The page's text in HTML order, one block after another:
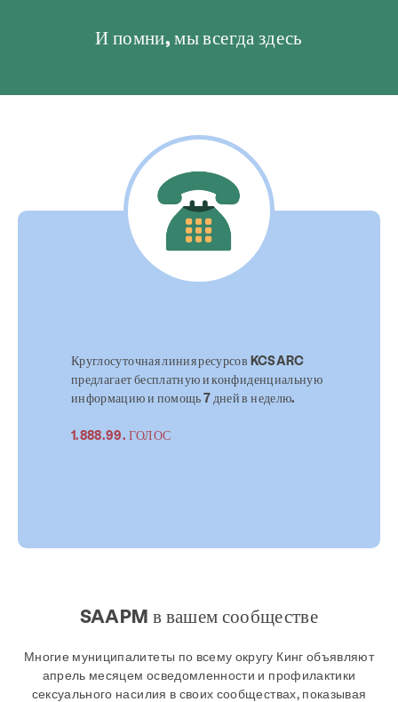
И помни, мы всегда здесь
Круглосуточная линия ресурсов KCSARC
предлагает бесплатную и конфиденциальную
информацию и помощь 7 дней в неделю.
1.888.99. ГОЛОС
SAAPM в вашем сообществе
Многие муниципалитеты по всему округу Кинг объявляют
апрель месяцем осведомленности и профилактики
сексуального насилия в своих сообществах, показывая